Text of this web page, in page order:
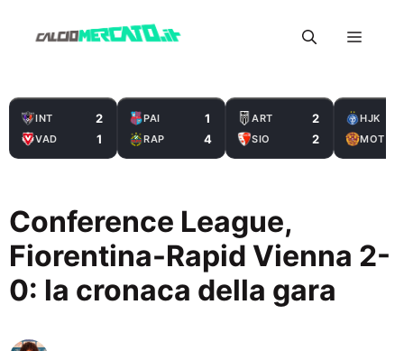
Menu
INT 2
VAD 1
PAI 1
RAP 4
ART 2
SIO 2
HJK
MOT
Conference League,
Fiorentina-Rapid Vienna 2-
0: la cronaca della gara